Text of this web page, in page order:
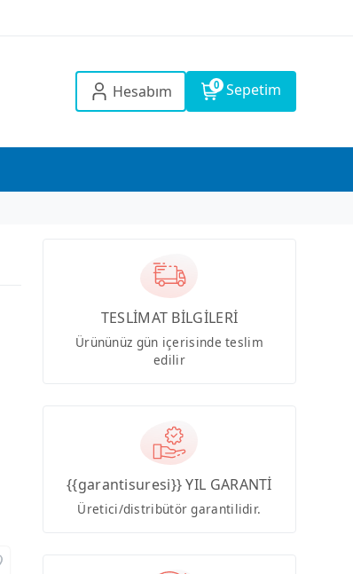
Hesabım 0 Sepetim
TESLİMAT BİLGİLERİ
Ürününüz gün içerisinde teslim
edilir
{{garantisuresi}} YIL GARANTİ
Üretici/distribütör garantilidir.